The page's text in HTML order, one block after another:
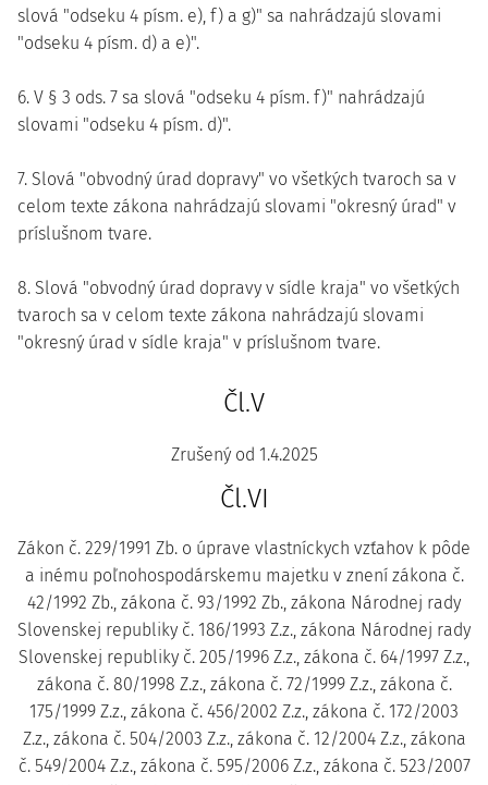
slová "odseku 4 písm. e), f) a g)" sa nahrádzajú slovami
"odseku 4 písm. d) a e)".
6. V § 3 ods. 7 sa slová "odseku 4 písm. f)" nahrádzajú
slovami "odseku 4 písm. d)".
7. Slová "obvodný úrad dopravy" vo všetkých tvaroch sa v
celom texte zákona nahrádzajú slovami "okresný úrad" v
príslušnom tvare.
8. Slová "obvodný úrad dopravy v sídle kraja" vo všetkých
tvaroch sa v celom texte zákona nahrádzajú slovami
"okresný úrad v sídle kraja" v príslušnom tvare.
Čl.V
Zrušený od 1.4.2025
Čl.VI
Zákon č. 229/1991 Zb. o úprave vlastníckych vzťahov k pôde
a inému poľnohospodárskemu majetku v znení zákona č.
42/1992 Zb., zákona č. 93/1992 Zb., zákona Národnej rady
Slovenskej republiky č. 186/1993 Z.z., zákona Národnej rady
Slovenskej republiky č. 205/1996 Z.z., zákona č. 64/1997 Z.z.,
zákona č. 80/1998 Z.z., zákona č. 72/1999 Z.z., zákona č.
175/1999 Z.z., zákona č. 456/2002 Z.z., zákona č. 172/2003
Z.z., zákona č. 504/2003 Z.z., zákona č. 12/2004 Z.z., zákona
č. 549/2004 Z.z., zákona č. 595/2006 Z.z., zákona č. 523/2007